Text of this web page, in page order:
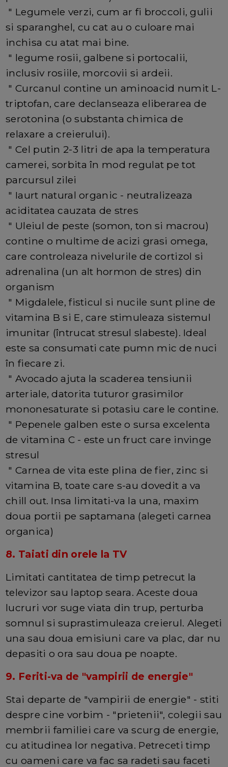
" Legumele verzi, cum ar fi broccoli, gulii
si sparanghel, cu cat au o culoare mai
inchisa cu atat mai bine.
" legume rosii, galbene si portocalii,
inclusiv rosiile, morcovii si ardeii.
" Curcanul contine un aminoacid numit L-
triptofan, care declanseaza eliberarea de
serotonina (o substanta chimica de
relaxare a creierului).
" Cel putin 2-3 litri de apa la temperatura
camerei, sorbita în mod regulat pe tot
parcursul zilei
" Iaurt natural organic - neutralizeaza
aciditatea cauzata de stres
" Uleiul de peste (somon, ton si macrou)
contine o multime de acizi grasi omega,
care controleaza nivelurile de cortizol si
adrenalina (un alt hormon de stres) din
organism
" Migdalele, fisticul si nucile sunt pline de
vitamina B si E, care stimuleaza sistemul
imunitar (întrucat stresul slabeste). Ideal
este sa consumati cate pumn mic de nuci
în fiecare zi.
" Avocado ajuta la scaderea tensiunii
arteriale, datorita tuturor grasimilor
mononesaturate si potasiu care le contine.
" Pepenele galben este o sursa excelenta
de vitamina C - este un fruct care invinge
stresul
" Carnea de vita este plina de fier, zinc si
vitamina B, toate care s-au dovedit a va
chill out. Insa limitati-va la una, maxim
doua portii pe saptamana (alegeti carnea
organica)
8. Taiati din orele la TV
Limitati cantitatea de timp petrecut la
televizor sau laptop seara. Aceste doua
lucruri vor suge viata din trup, perturba
somnul si suprastimuleaza creierul. Alegeti
una sau doua emisiuni care va plac, dar nu
depasiti o ora sau doua pe noapte.
9. Feriti-va de "vampirii de energie"
Stai departe de "vampirii de energie" - stiti
despre cine vorbim - "prietenii", colegii sau
membrii familiei care va scurg de energie,
cu atitudinea lor negativa. Petreceti timp
cu oameni care va fac sa radeti sau faceti